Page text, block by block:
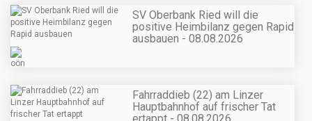
SV Oberbank Ried will die
positive Heimbilanz gegen Rapid
ausbauen - 08.08.2026
Fahrraddieb (22) am Linzer
Hauptbahnhof auf frischer Tat
ertappt - 08.08.2026